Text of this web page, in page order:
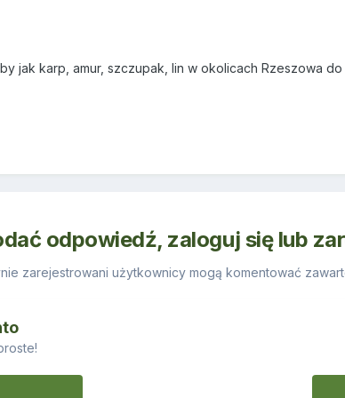
jak karp, amur, szczupak, lin w okolicach Rzeszowa
odpowiedź, zaloguj się lub
zarejestrowani użytkownicy mogą komentować